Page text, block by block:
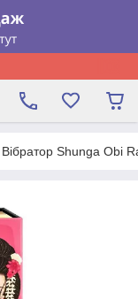
Вібратор Shunga Obi